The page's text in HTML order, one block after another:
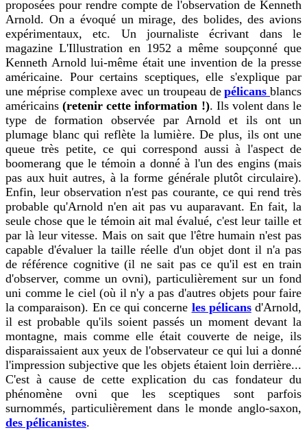
proposées pour rendre compte de l'observation de Kenneth
Arnold. On a évoqué un mirage, des bolides, des avions
expérimentaux, etc. Un journaliste écrivant dans le
magazine L'Illustration en 1952 a même soupçonné que
Kenneth Arnold lui-même était une invention de la presse
américaine. Pour certains sceptiques, elle s'explique par
une méprise complexe avec un troupeau de pélicans blancs
américains (retenir cette information !). Ils volent dans le
type de formation observée par Arnold et ils ont un
plumage blanc qui reflète la lumière. De plus, ils ont une
queue très petite, ce qui correspond aussi à l'aspect de
boomerang que le témoin a donné à l'un des engins (mais
pas aux huit autres, à la forme générale plutôt circulaire).
Enfin, leur observation n'est pas courante, ce qui rend très
probable qu'Arnold n'en ait pas vu auparavant. En fait, la
seule chose que le témoin ait mal évalué, c'est leur taille et
par là leur vitesse. Mais on sait que l'être humain n'est pas
capable d'évaluer la taille réelle d'un objet dont il n'a pas
de référence cognitive (il ne sait pas ce qu'il est en train
d'observer, comme un ovni), particulièrement sur un fond
uni comme le ciel (où il n'y a pas d'autres objets pour faire
la comparaison). En ce qui concerne les pélicansd'Arnold,
il est probable qu'ils soient passés un moment devant la
montagne, mais comme elle était couverte de neige, ils
disparaissaient aux yeux de l'observateur ce qui lui a donné
l'impression subjective que les objets étaient loin derrière...
C'est à cause de cette explication du cas fondateur du
phénomène ovni que les sceptiques sont parfois
surnommés, particulièrement dans le monde anglo-saxon,
des pélicanistes.